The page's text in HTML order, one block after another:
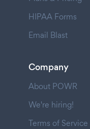
HIPAA Forms
Email Blast
Company
About POWR
We're hiring!
Terms of Service